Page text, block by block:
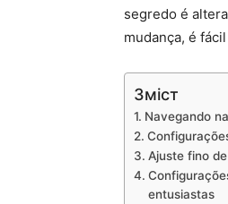
segredo é
mudança, é
Зміст
Navegando
Ajuste fino
entusiastas